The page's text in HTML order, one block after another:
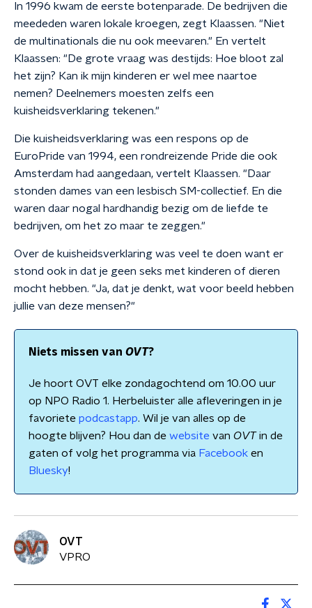
In 1996 kwam de eerste botenparade. De bedrijven die
meededen waren lokale kroegen, zegt Klaassen. "Niet
de multinationals die nu ook meevaren." En vertelt
Klaassen: "De grote vraag was destijds: Hoe bloot zal
het zijn? Kan ik mijn kinderen er wel mee naartoe
nemen? Deelnemers moesten zelfs een
kuisheidsverklaring tekenen."
Die kuisheidsverklaring was een respons op de
EuroPride van 1994, een rondreizende Pride die ook
Amsterdam had aangedaan, vertelt Klaassen. "Daar
stonden dames van een lesbisch SM-collectief. En die
waren daar nogal hardhandig bezig om de liefde te
bedrijven, om het zo maar te zeggen."
Over de kuisheidsverklaring was veel te doen want er
stond ook in dat je geen seks met kinderen of dieren
mocht hebben. "Ja, dat je denkt, wat voor beeld hebben
jullie van deze mensen?"
Niets missen van OVT?
Je hoort OVT elke zondagochtend om 10.00 uur
op NPO Radio 1. Herbeluister alle afleveringen in je
favoriete podcastapp. Wil je van alles op de
hoogte blijven? Hou dan de website van OVTin de
gaten of volg het programma via Facebook en
Bluesky!
OVT
VPRO